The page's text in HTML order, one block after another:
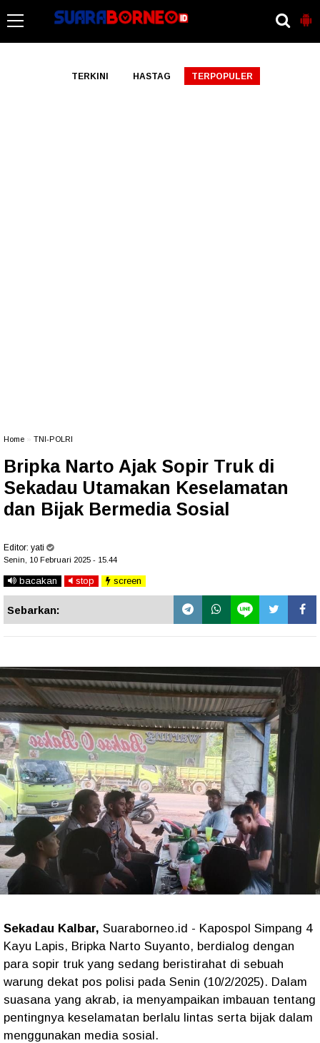
TERKINI HASTAG TERPOPULER
Home TNI-POLRI
Bripka Narto Ajak Sopir Truk di
Sekadau Utamakan Keselamatan
dan Bijak Bermedia Sosial
Editor: yati
Senin, 10 Februari 2025 - 15.44
bacakan stop screen
Sebarkan:
Sekadau Kalbar, Suaraborneo.id - Kapospol Simpang 4
Kayu Lapis, Bripka Narto Suyanto, berdialog dengan
para sopir truk yang sedang beristirahat di sebuah
warung dekat pos polisi pada Senin (10/2/2025). Dalam
suasana yang akrab, ia menyampaikan imbauan tentang
pentingnya keselamatan berlalu lintas serta bijak dalam
menggunakan media sosial.